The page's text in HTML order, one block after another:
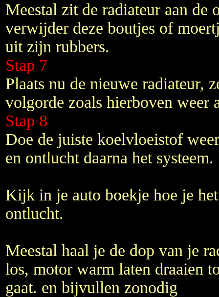
Meestal zit de radiateur aan de
verwijder deze boutjes of
uit zijn rubbers.
Stap 7
Plaats nu de nieuwe radiateur,
volgorde zoals hierboven weer
Stap 8
Doe de juiste koelvloeistof
en ontlucht daarna het systeem.
Kijk in je auto boekje hoe je
ontlucht.
Meestal haal je de dop van je
los, motor warm laten draaien
gaat. en bijvullen zonodig